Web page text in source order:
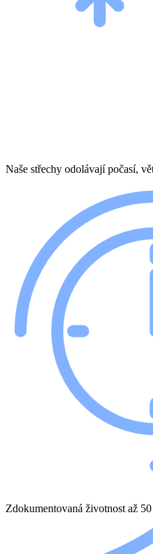
Naše střechy odolávají počasí,
Zdokumentovaná životnost až